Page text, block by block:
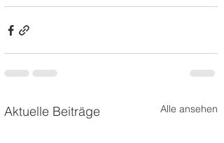
Aktuelle Beiträge Alle ansehen